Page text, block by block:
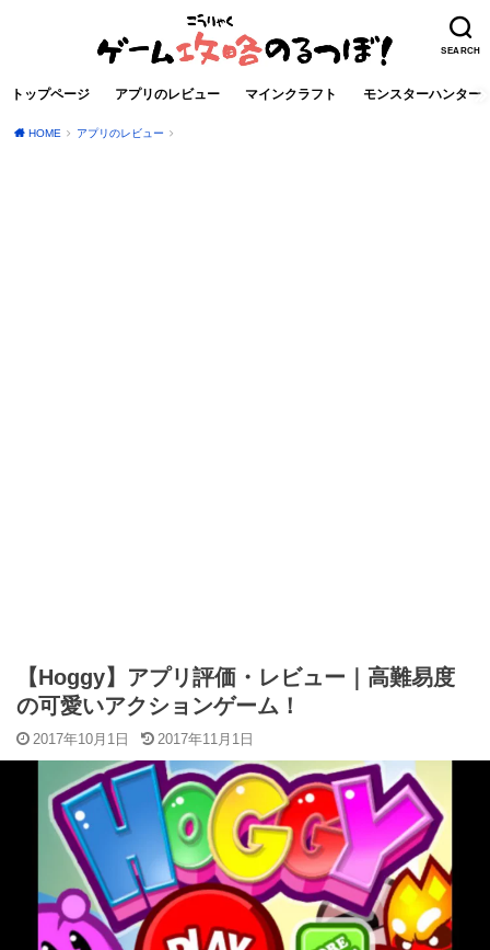
SEARCH
トップページ アプリのレビュー マインクラフト モンスターハンター
HOME アプリのレビュー
【Hoggy】アプリ評価・レビュー｜高難易度
の可愛いアクションゲーム！
2017年10月1日 2017年11月1日